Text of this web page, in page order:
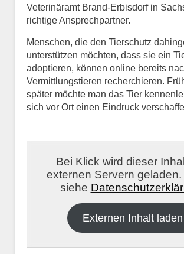
Veterinäramt Brand-Erbisdorf in
richtige Ansprechpartner.
Menschen, die den Tierschutz
unterstützen möchten, dass sie ein
adoptieren, können online bereits
Vermittlungstieren recherchieren.
später möchte man das Tier
sich vor Ort einen Eindruck
Bei Klick wird dieser
externen Servern geladen.
siehe
Externen Inhalt laden